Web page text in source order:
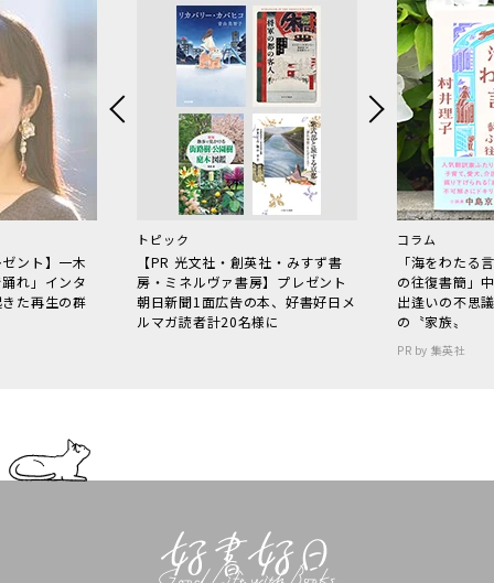
ント】一木
れ」インタ
た再生の群
トピック
【PR 光文社・創英社・みすず書
房・ミネルヴァ書房】プレゼント
朝日新聞1面広告の本、好書好日メ
ルマガ読者計20名様に
コラム
「海をわた
の往復書簡」
出逢いの不思
の〝家族〟
PR by 集英社